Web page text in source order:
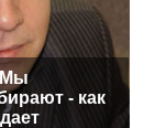
Мы
- как